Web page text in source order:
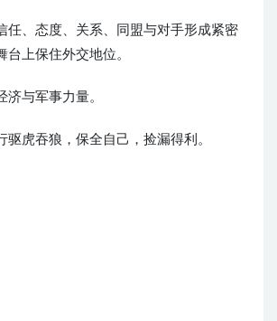
任、态度、关系、同盟与对手形成紧密
台上保住外交地位。
济与军事力量。
驱虎吞狼，保全自己，捡漏得利。